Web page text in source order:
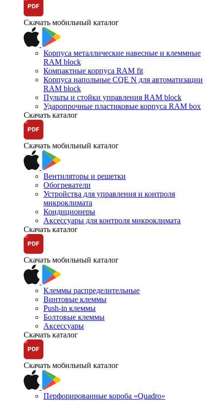
Скачать мобильный каталог
Корпуса металлические навесные и клеммные
RAM block
Компактные корпуса RAM fit
Корпуса напольные CQE N для автоматизации
RAM block
Пульты и стойки управления RAM block
Ударопрочные пластиковые корпуса RAM box
Скачать каталог
Скачать мобильный каталог
Вентиляторы и решетки
Обогреватели
Устройства для управления и контроля
микроклимата
Кондиционеры
Аксессуары для контроля микроклимата
Скачать каталог
Скачать мобильный каталог
Клеммы распределительные
Винтовые клеммы
Push-in клеммы
Болтовые клеммы
Аксессуары
Скачать каталог
Скачать мобильный каталог
Перфорированные короба «Quadro»